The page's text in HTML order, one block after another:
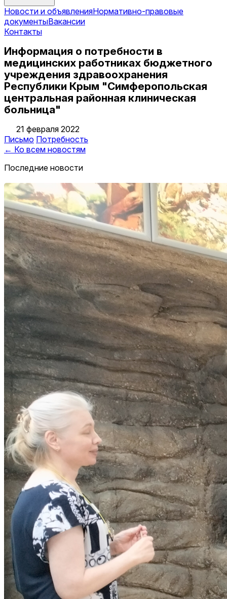
Новости и объявленияНормативно-правовые
документыВакансии
Контакты
Информация о потребности в
медицинских работниках бюджетного
учреждения здравоохранения
Республики Крым "Симферопольская
центральная районная клиническая
больница"
21 февраля 2022
Письмо Потребность
← Ко всем новостям
Последние новости